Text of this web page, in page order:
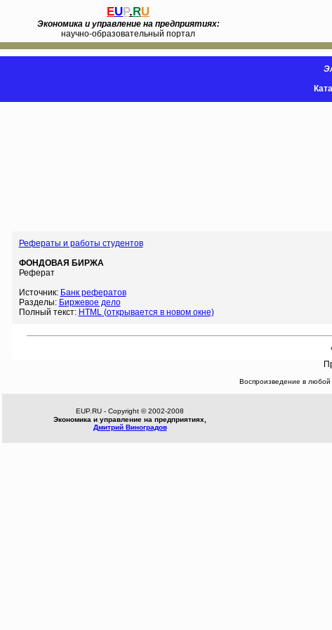
EUP.RU
Экономика и управление на предприятиях:
научно-образовательный портал
Рефераты и работы студентов
ФОНДОВАЯ БИРЖА
Реферат
Источник: Банк рефератов
Разделы: Биржевое дело
Полный текст: HTML (открывается в новом окне)
Воспроизведение в любой
EUP.RU - Copyright © 2002-2008
Экономика и управление на предприятиях,
Дмитрий Виноградов